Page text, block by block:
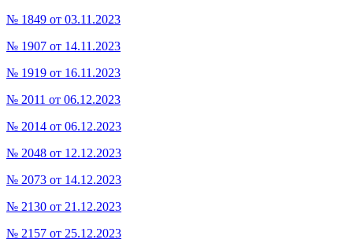
№ 1849 от 03.11.2023
№ 1907 от 14.11.2023
№ 1919 от 16.11.2023
№ 2011 от 06.12.2023
№ 2014 от 06.12.2023
№ 2048 от 12.12.2023
№ 2073 от 14.12.2023
№ 2130 от 21.12.2023
№ 2157 от 25.12.2023